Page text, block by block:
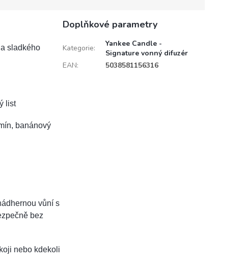
sladkého
list
banánový
vůní s
bez
nebo kdekoli
Doplňkové parametry
Kategorie:
Yankee Candle -
Signature vonný difuzér
EAN: 5038581156316